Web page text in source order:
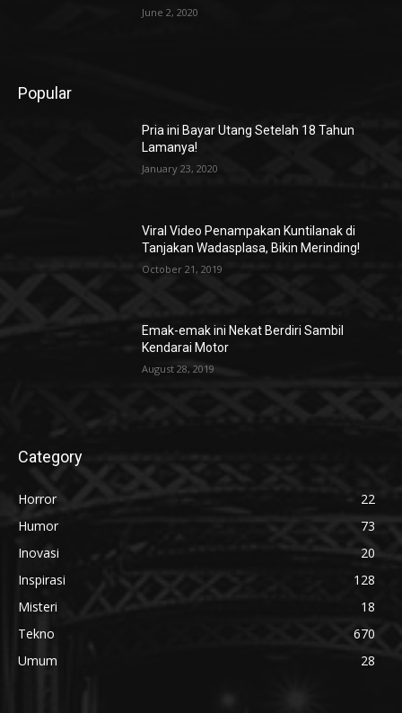
June 2, 2020
Popular
Pria ini Bayar Utang Setelah 18 Tahun
Lamanya!
January 23, 2020
Viral Video Penampakan Kuntilanak di
Tanjakan Wadasplasa, Bikin Merinding!
October 21, 2019
Emak-emak ini Nekat Berdiri Sambil
Kendarai Motor
August 28, 2019
Category
Horror
22
Humor
73
Inovasi
20
Inspirasi
128
Misteri
18
Tekno
670
Umum
28